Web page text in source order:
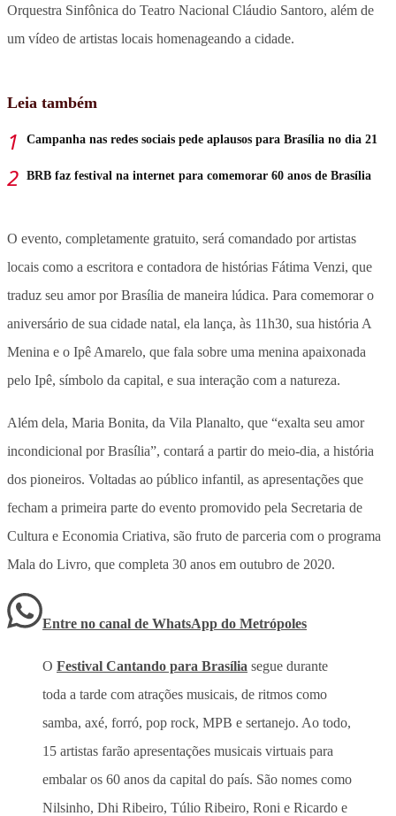
Orquestra Sinfônica do Teatro Nacional Cláudio Santoro, além de
um vídeo de artistas locais homenageando a cidade.
Leia também
Campanha nas redes sociais pede aplausos para Brasília no dia 21
BRB faz festival na internet para comemorar 60 anos de Brasília
O evento, completamente gratuito, será comandado por artistas
locais como a escritora e contadora de histórias Fátima Venzi, que
traduz seu amor por Brasília de maneira lúdica. Para comemorar o
aniversário de sua cidade natal, ela lança, às 11h30, sua história A
Menina e o Ipê Amarelo, que fala sobre uma menina apaixonada
pelo Ipê, símbolo da capital, e sua interação com a natureza.
Além dela, Maria Bonita, da Vila Planalto, que “exalta seu amor
incondicional por Brasília”, contará a partir do meio-dia, a história
dos pioneiros. Voltadas ao público infantil, as apresentações que
fecham a primeira parte do evento promovido pela Secretaria de
Cultura e Economia Criativa, são fruto de parceria com o programa
Mala do Livro, que completa 30 anos em outubro de 2020.
Entre no canal de WhatsApp do Metrópoles
O Festival Cantando para Brasília segue durante
toda a tarde com atrações musicais, de ritmos como
samba, axé, forró, pop rock, MPB e sertanejo. Ao todo,
15 artistas farão apresentações musicais virtuais para
embalar os 60 anos da capital do país. São nomes como
Nilsinho, Dhi Ribeiro, Túlio Ribeiro, Roni e Ricardo e